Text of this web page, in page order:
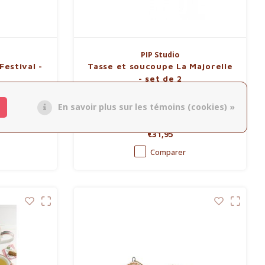
-
de
d'un
clair et
PIP Studio
Tasse et soucoupe La Majorelle
- set de 2
2 tasses et soucoupes à cappuccino,
belle boîte cadeau.
€31,95
Comparer
En savoir plus sur les témoins (cookies) »